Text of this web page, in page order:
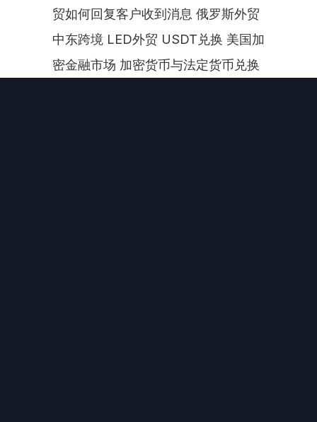
贸如何回复客户收到消息 俄罗斯外贸
中东跨境 LED外贸 USDT兑换 美国加
密金融市场 加密货币与法定货币兑换